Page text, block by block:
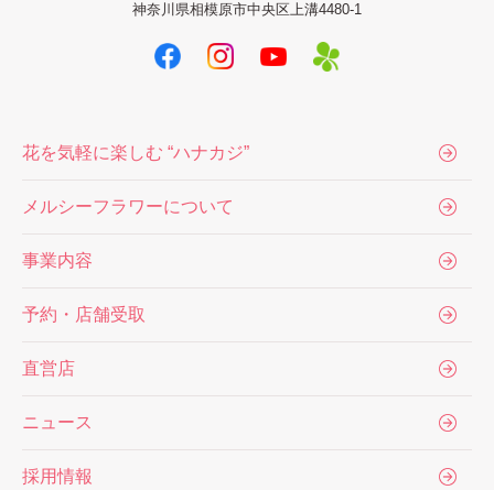
神奈川県相模原市中央区上溝4480-1
花を気軽に楽しむ “ハナカジ”
メルシーフラワーについて
事業内容
予約・店舗受取
直営店
ニュース
採用情報